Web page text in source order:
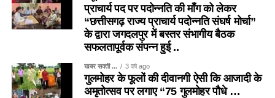
प्राचार्य पद पर पदोन्नति की माँग को लेकर
“छत्तीसगढ़ राज्य प्राचार्य पदोन्नति संघर्ष मोर्चा”
के द्वारा जगदलपुर में बस्तर संभागीय बैठक
सफलतापूर्वक संपन्न हुई ..
खबर सक्ती ... 3 वर्ष ago
गुलमोहर के फूलों की दीवानगी ऐसी कि आजादी के
अमृतोत्सव पर लगाए “75 गुलमोहर पौधे …